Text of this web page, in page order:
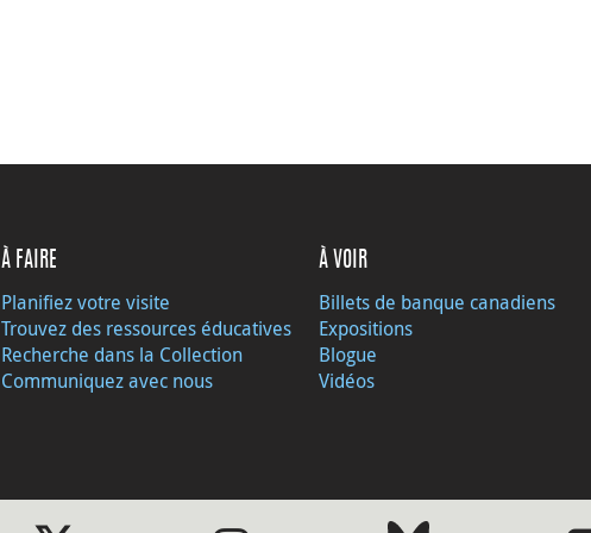
À FAIRE
Planifiez votre visite
Trouvez des ressources éducatives
Recherche dans la Collection
Communiquez avec nous
À VOIR
Billets de banque canadiens
Expositions
Blogue
Vidéos